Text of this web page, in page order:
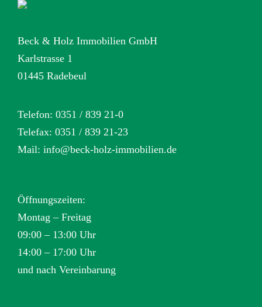
Beck & Holz Immobilien GmbH
Karlstrasse 1
01445 Radebeul
Telefon: 0351 / 839 21-0
Telefax: 0351 / 839 21-23
Mail: info@beck-holz-immobilien.de
Öffnungszeiten:
Montag – Freitag
09:00 – 13:00 Uhr
14:00 – 17:00 Uhr
und nach Vereinbarung